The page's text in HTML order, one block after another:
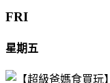
FRI
星期五